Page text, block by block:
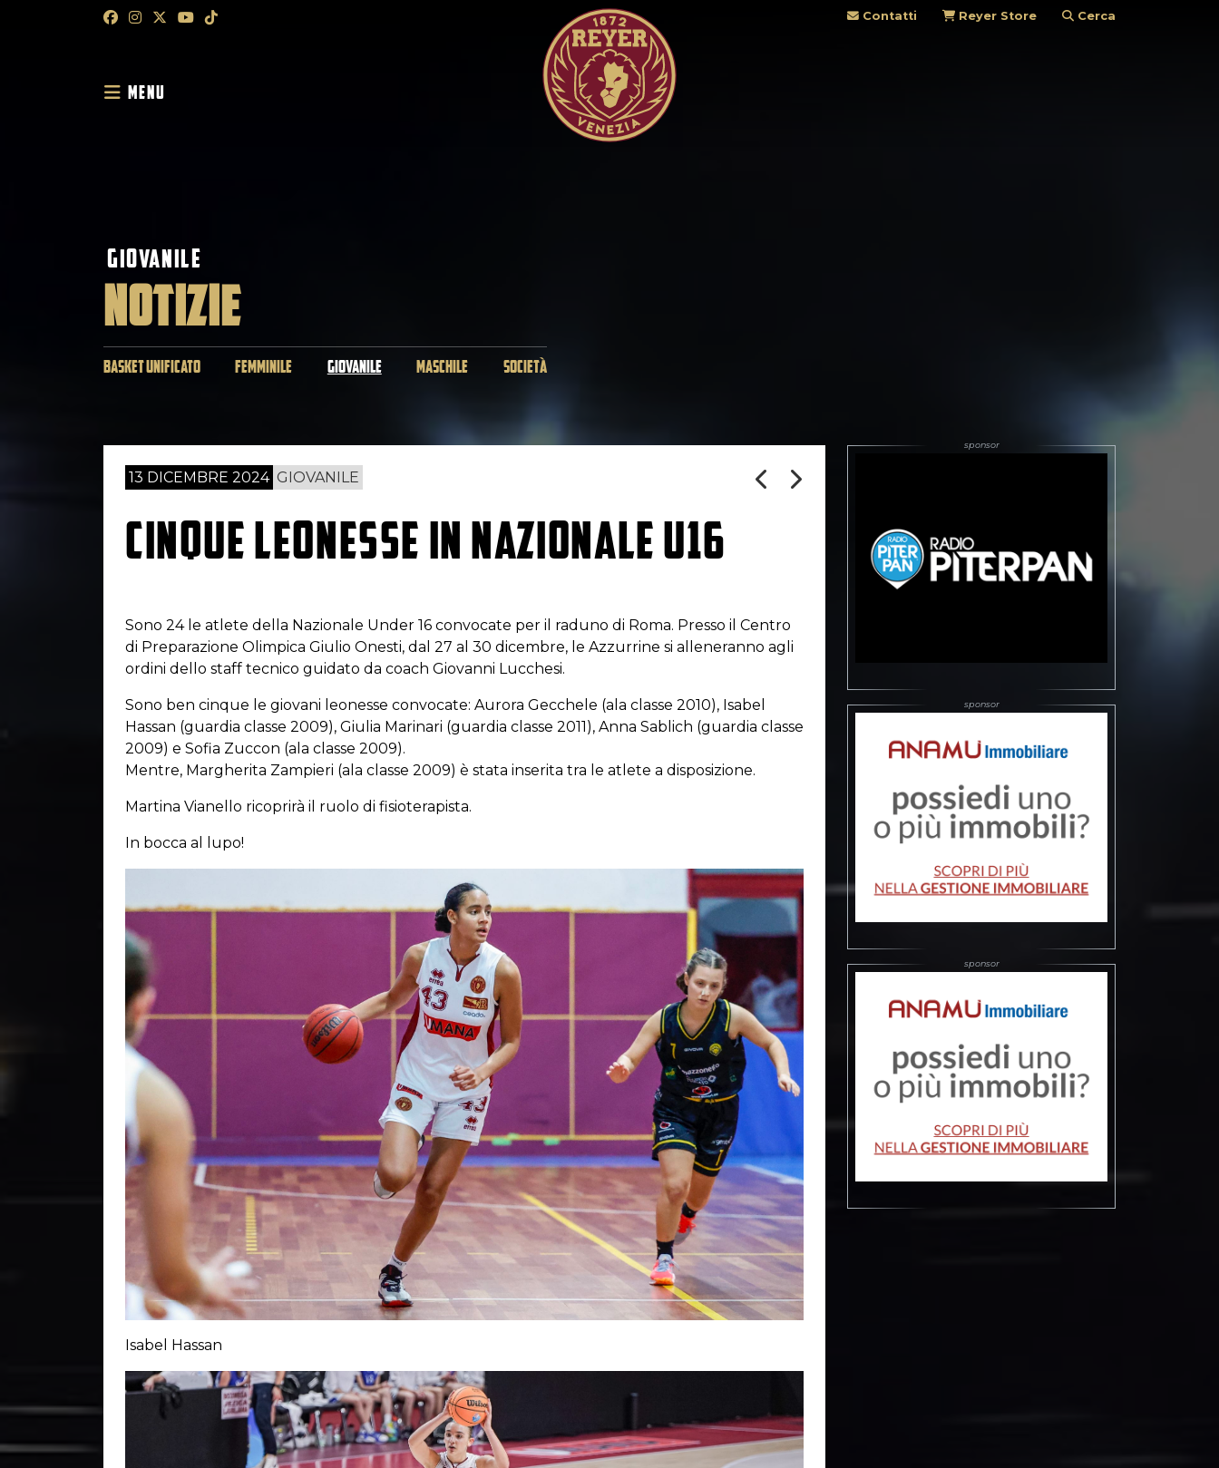
MENU
Contatti Reyer Store Cerca
GIOVANILE
NOTIZIE
BASKET UNIFICATO FEMMINILE GIOVANILE MASCHILE SOCIETÀ
13 DICEMBRE 2024 GIOVANILE
CINQUE LEONESSE IN NAZIONALE U16
Sono 24 le atlete della Nazionale Under 16 convocate per il raduno di Roma. Presso il Centro
di Preparazione Olimpica Giulio Onesti, dal 27 al 30 dicembre, le Azzurrine si alleneranno agli
ordini dello staff tecnico guidato da coach Giovanni Lucchesi.
Sono ben cinque le giovani leonesse convocate: Aurora Gecchele (ala classe 2010), Isabel
Hassan (guardia classe 2009), Giulia Marinari (guardia classe 2011), Anna Sablich (guardia classe
2009) e Sofia Zuccon (ala classe 2009).
Mentre, Margherita Zampieri (ala classe 2009) è stata inserita tra le atlete a disposizione.
Martina Vianello ricoprirà il ruolo di fisioterapista.
In bocca al lupo!
Isabel Hassan